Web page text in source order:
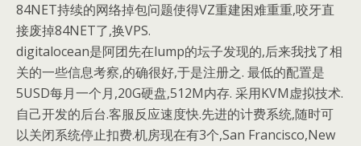
84NET持续的网络掉包问题使得VZ重建困难重重,咬牙直
接废掉84NET了,换VPS.
digitalocean是阿团先在lump的坛子发现的,后来我找了相
关的一些信息考察,的确很好,于是注册之. 最低的配置是
5USD每月一个月,20G硬盘,512M内存. 采用KVM虚拟技术.
自己开发的后台.客服反应速度快.先进的计费系统,随时可
以关闭系统停止扣费.机房现在有3个,San Francisco,New